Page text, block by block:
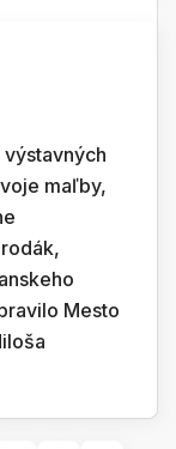
výstavných
maľby,
Mesto